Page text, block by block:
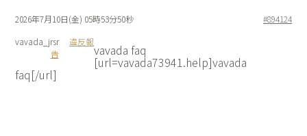
2026年7月10日(金) 05時53分50秒
#894124
vavada_jrsr
違反報
告
vavada faq
[url=vavada73941.help]vavada
faq[/url]